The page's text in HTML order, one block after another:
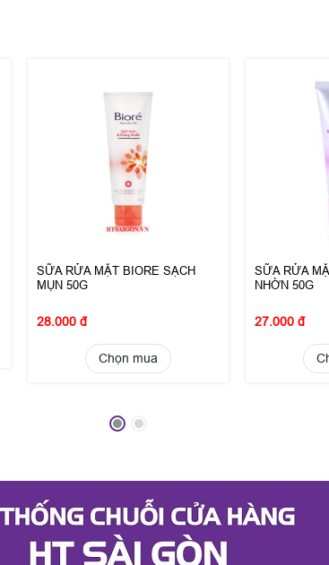
SỮA RỬA MẶT BIORE SẠCH
MỤN 50G
28.000 đ
Chọn mua
SỮA RỬA
NHỜN 50G
27.000 đ